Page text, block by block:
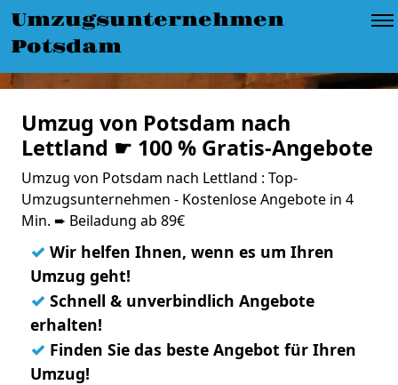
Umzugsunternehmen
Potsdam
Umzug von Potsdam nach
Lettland ☛ 100 % Gratis-Angebote
Umzug von Potsdam nach Lettland : Top-
Umzugsunternehmen - Kostenlose Angebote in 4
Min. ➨ Beiladung ab 89€
✓ Wir helfen Ihnen, wenn es um Ihren
Umzug geht!
✓ Schnell & unverbindlich Angebote
erhalten!
✓ Finden Sie das beste Angebot für Ihren
Umzug!